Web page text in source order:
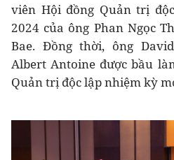
viên Hội đồng Quản trị
2024 của ông Phan Ngọc
Bae. Đồng thời, ông
Albert Antoine được bầu
Quản trị độc lập nhiệm kỳ